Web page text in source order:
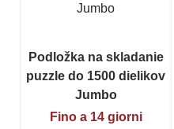
Jumbo
Podložka na skladanie
puzzle do 1500 dielikov
Jumbo
Fino a 14 giorni